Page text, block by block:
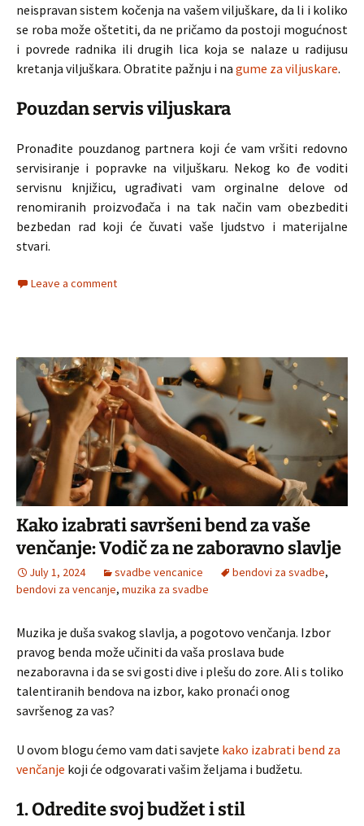
neispravan sistem kočenja na vašem viljuškare, da li i koliko
se roba može oštetiti, da ne pričamo da postoji mogućnost
i povrede radnika ili drugih lica koja se nalaze u radijusu
kretanja viljuškara. Obratite pažnju i na gume za viljuskare.
Pouzdan servis viljuskara
Pronađite pouzdanog partnera koji će vam vršiti redovno
servisiranje i popravke na viljuškaru. Nekog ko đe voditi
servisnu knjižicu, ugrađivati vam orginalne delove od
renomiranih proizvođača i na tak način vam obezbediti
bezbedan rad koji će čuvati vaše ljudstvo i materijalne
stvari.
Leave a comment
Kako izabrati savršeni bend za vaše
venčanje: Vodič za ne zaboravno slavlje
July 1, 2024 svadbe vencanice bendovi za svadbe,
bendovi za vencanje, muzika za svadbe
Muzika je duša svakog slavlja, a pogotovo venčanja. Izbor
pravog benda može učiniti da vaša proslava bude
nezaboravna i da se svi gosti dive i plešu do zore. Ali s toliko
talentiranih bendova na izbor, kako pronaći onog
savršenog za vas?
U ovom blogu ćemo vam dati savjete kako izabrati bend za
venčanje koji će odgovarati vašim željama i budžetu.
1. Odredite svoj budžet i stil